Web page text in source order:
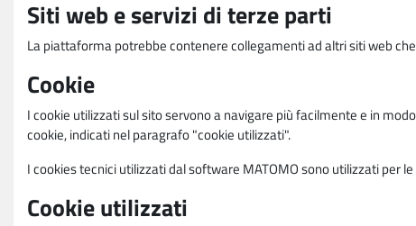
Siti web e servizi di terze parti
La piattaforma potrebbe contenere collegamenti ad altri siti web
Cookie
I cookie utilizzati sul sito servono a navigare più facilmente e in
cookie, indicati nel paragrafo "cookie utilizzati".
I cookies tecnici utilizzati dal software MATOMO sono utilizzati per
Cookie utilizzati